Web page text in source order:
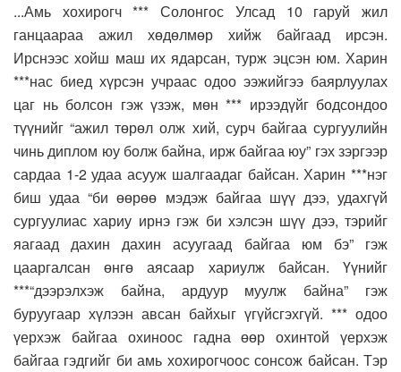
...Амь хохирогч *** Солонгос Улсад 10 гаруй жил
ганцаараа ажил хөдөлмөр хийж байгаад ирсэн.
Ирснээс хойш маш их ядарсан, турж эцсэн юм. Харин
***нас биед хүрсэн учраас одоо ээжийгээ баярлуулах
цаг нь болсон гэж үзэж, мөн *** ирээдүйг бодсондоо
түүнийг “ажил төрөл олж хий, сурч байгаа сургуулийн
чинь диплом юу болж байна, ирж байгаа юу” гэх зэргээр
сардаа 1-2 удаа асууж шалгаадаг байсан. Харин ***нэг
биш удаа “би өөрөө мэдэж байгаа шүү дээ, удахгүй
сургуулиас хариу ирнэ гэж би хэлсэн шүү дээ, тэрийг
яагаад дахин дахин асуугаад байгаа юм бэ” гэж
цааргалсан өнгө аясаар хариулж байсан. Үүнийг
***“дээрэлхэж байна, ардуур муулж байна” гэж
буруугаар хүлээн авсан байхыг үгүйсгэхгүй. *** одоо
үерхэж байгаа охиноос гадна өөр охинтой үерхэж
байгаа гэдгийг би амь хохирогчоос сонсож байсан. Тэр